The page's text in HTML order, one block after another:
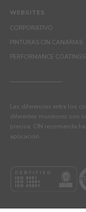
WEBSITES
CORPORATIVO
PINTURAS CIN CANARIAS
PERFORMANCE COATINGS
Las diferencias entre los
diferentes monitores son
precisa, CIN recomienda
aplicación.